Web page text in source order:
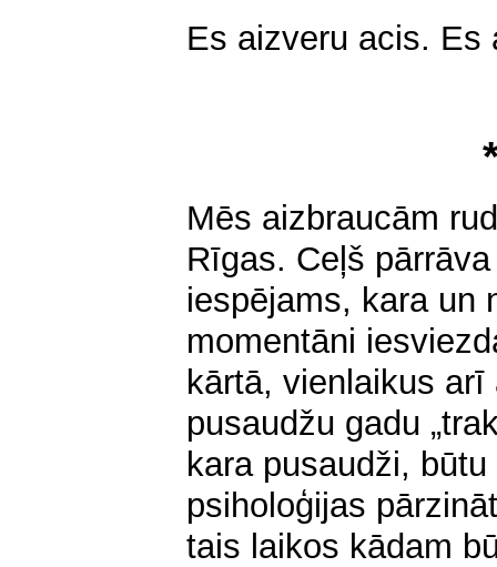
Es aizveru acis. Es
Mēs aizbraucām
Rīgas. Ceļš
iespējams, kara un
momentāni
kārtā, vienlaikus
pusaudžu gadu
kara pusaudži,
psiholoģijas
tais laikos kādam